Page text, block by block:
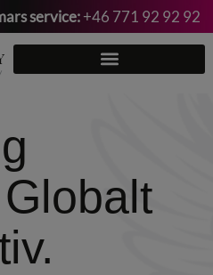
service:+46 771 92 92 92